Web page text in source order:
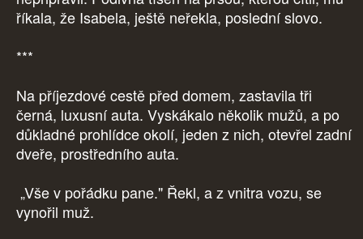
říkala, že Isabela, ještě neřekla, poslední slovo.
***
Na příjezdové cestě před domem, zastavila tři
černá, luxusní auta. Vyskákalo několik mužů, a po
důkladné prohlídce okolí, jeden z nich, otevřel zadní
dveře, prostředního auta.
„Vše v pořádku pane." Řekl, a z vnitra vozu, se
vynořil muž.